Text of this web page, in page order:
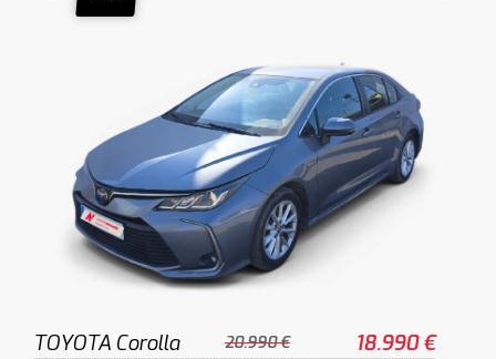
TOYOTA Corolla 20.990 € 18.990 €